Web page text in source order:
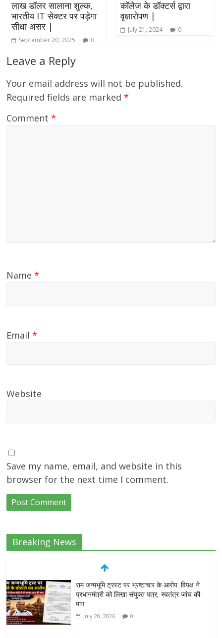
डॉलर सालाना शुल्क,
IT सेक्टर पर पड़ेगा
असर |
September 20, 2025 0
कॉलेज के डॉक्टर्स द्वारा
वृक्षारोपण |
July 21, 2024 0
Leave a Reply
Your email address will not be published.
Required fields are marked*
Comment*
Name*
Email*
Website
Save my name, email, and website in this
browser for the next time I comment.
Breaking News
दिल्ली हाईकोर्ट की टिप्पणी: प्रेस की आजादी लोकतंत्र
की ताकत, लेकिन जवाबदेही भी उतनी ही जरूरी
July 18, 2026